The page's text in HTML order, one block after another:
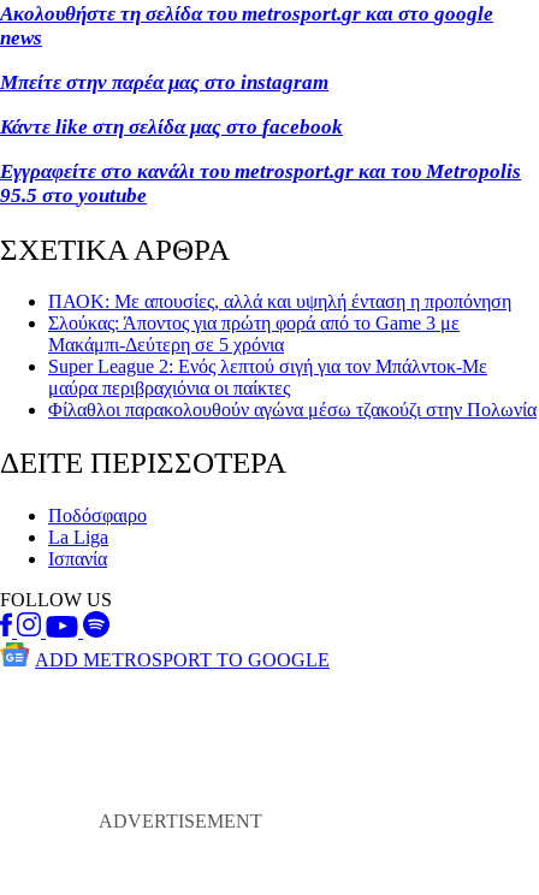
Ακολουθήστε τη σελίδα του metrosport.gr και στο google
news
Μπείτε στην παρέα μας στο instagram
Κάντε like στη σελίδα μας στο facebook
Εγγραφείτε στο κανάλι του metrosport.gr και του Metropolis
95.5 στο youtube
ΣΧΕΤΙΚΑ ΑΡΘΡΑ
ΠΑΟΚ: Με απουσίες, αλλά και υψηλή ένταση η προπόνηση
Σλούκας: Άποντος για πρώτη φορά από το Game 3 με
Μακάμπι-Δεύτερη σε 5 χρόνια
Super League 2: Ενός λεπτού σιγή για τον Μπάλντοκ-Με
μαύρα περιβραχιόνια οι παίκτες
Φίλαθλοι παρακολουθούν αγώνα μέσω τζακούζι στην Πολωνία
ΔΕΙΤΕ ΠΕΡΙΣΣΟΤΕΡΑ
Ποδόσφαιρο
La Liga
Ισπανία
FOLLOW US
ADD METROSPORT TO GOOGLE